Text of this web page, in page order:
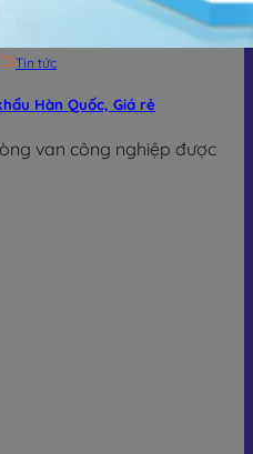
Tin tức
Hàn Quốc, Giá rẻ
van công nghiệp được